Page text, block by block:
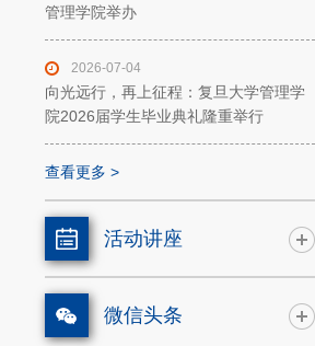
管理学院举办
2026-07-04
向光远行，再上征程：复旦大学管理学
院2026届学生毕业典礼隆重举行
查看更多 >
活动讲座
微信头条